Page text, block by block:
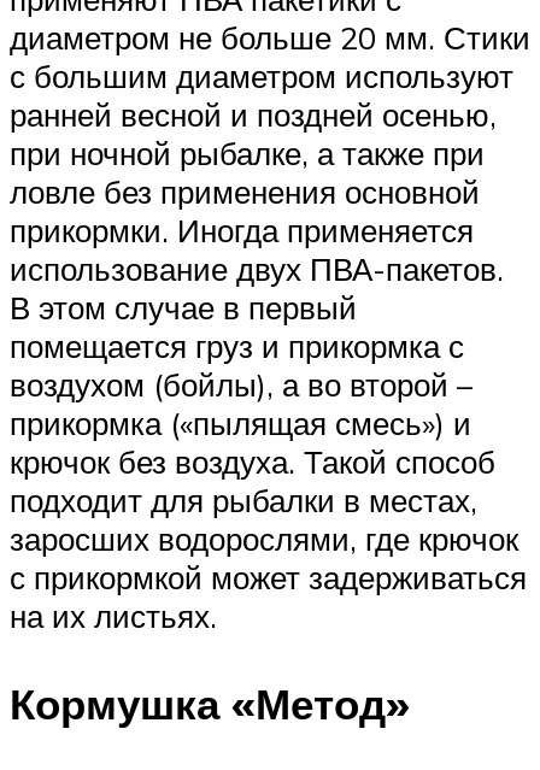
диаметром не больше 20 мм. Стики
с большим диаметром используют
ранней весной и поздней осенью,
при ночной рыбалке, а также при
ловле без применения основной
прикормки. Иногда применяется
использование двух ПВА-пакетов.
В этом случае в первый
помещается груз и прикормка с
воздухом (бойлы), а во второй –
прикормка («пылящая смесь») и
крючок без воздуха. Такой способ
подходит для рыбалки в местах,
заросших водорослями, где крючок
с прикормкой может задерживаться
на их листьях.
Кормушка «Метод»